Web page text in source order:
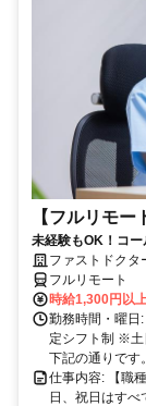
【フルリモ
未経験もOK！コー
ファストドクタ
フルリモート
時給1,300円以
勤務時間・曜
定シフト制 ※土
下記の通りです
仕事内容: 【職
日、祝日はす